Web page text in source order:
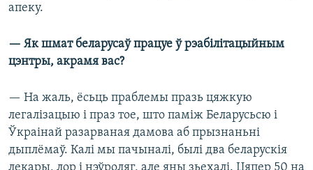
апеку.
— Як шмат беларусаў працуе ў рэабілітацыйным
цэнтры, акрамя вас?
— На жаль, ёсьць праблемы празь цяжкую
легалізацыю і праз тое, што паміж Беларусьсю і
Ўкраінай разарваная дамова аб прызнаньні
дыплёмаў. Калі мы пачыналі, былі два беларускія
лекары, лор і нэўроляг, але яны зьехалі. Цяпер 50 на